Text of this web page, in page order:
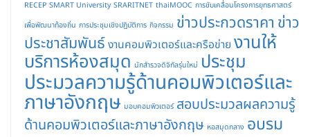
RECEP SMART University SRARITNET thaiMOOC การขับเคลื่อนโครงการยุทธศาสตร์
เพื่อพัฒนาท้องถิ่น การประชุมเชิงปฏิบัติการ กิจกรรม ข่าวประกวดราคา ข่าว
ประชาสัมพันธ์งานคอมพิวเตอร์และครือข่าย งานให้
บริการห้องสมุด นักสำรวจดิจิทัลรุ่นใหม่ ประชุม
ประมวลความรู้ด้านคอมพิวเตอร์และ
ภาษาอังกฤษ มอบคอมพิวเตอร์ สอบประมวลผลความรู้
ด้านคอมพิวเตอร์และภาษาอังกฤษ หอสมุดกลาง อบรม